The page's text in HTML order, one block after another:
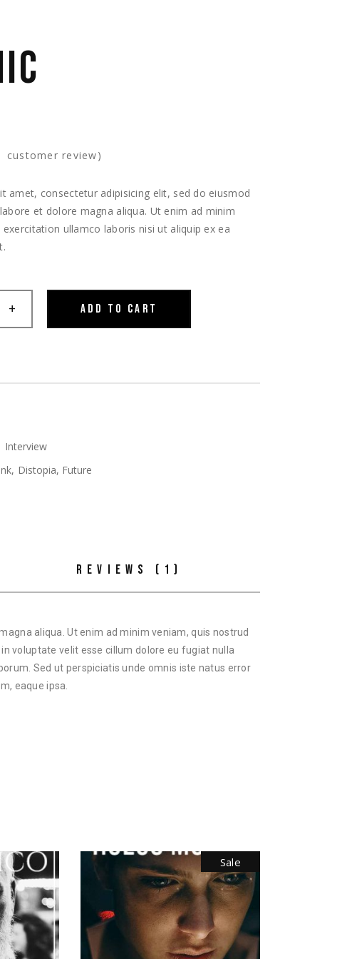
customer review)
amet, consectetur adipisicing elit, sed do eiusmod
et dolore magna aliqua. Ut enim ad minim
ullamco laboris nisi ut aliquip ex ea
+ ADD TO CART
Interview
, Distopia, Future
REVIEWS (1)
aliqua. Ut enim ad minim veniam, quis nostrud
voluptate velit esse cillum dolore eu fugiat nulla
Sed ut perspiciatis unde omnis iste natus error
eaque ipsa.
Sale